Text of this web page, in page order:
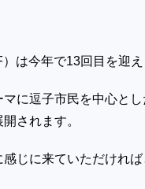
）は今年で13回目を迎え
に逗子市民を中心と
されます。
じに来ていただければ